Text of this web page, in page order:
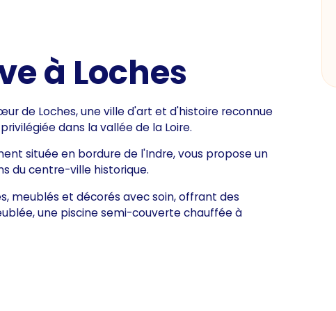
à Loches
de Loches, une ville d'art et d'histoire reconnue
dans la vallée de la Loire.
située en bordure de l'Indre, vous propose un
du centre-ville historique.
meublés et décorés avec soin, offrant des
une piscine semi-couverte chauffée à